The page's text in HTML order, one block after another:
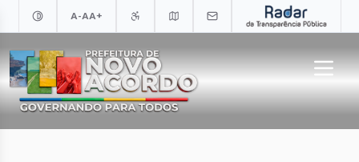
A-AA+